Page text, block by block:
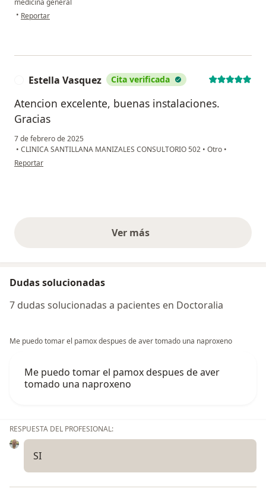
medicina general
• en opinión del usuario Stephania Herrera
Reportar
Estella Vasquez Cita verificada
Atencion excelente, buenas instalaciones.
Gracias
7 de febrero de 2025
• CLINICA SANTILLANA MANIZALES CONSULTORIO 502 • Otro •
en opinión del usuario Estella Vasquez
Reportar
Ver másopiniones anteriores
Dudas solucionadas
7 dudas solucionadas a pacientes en Doctoralia
Me puedo tomar el pamox despues de aver tomado una naproxeno
Me puedo tomar el pamox despues de aver
tomado una naproxeno
RESPUESTA DEL PROFESIONAL:
SI